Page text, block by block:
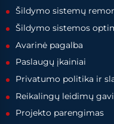
Šildymo sistemų
Šildymo sistemos
Avarinė pagalba
Paslaugų įkainiai
Privatumo politika ir
Reikalingų leidimų
Projekto parengimas